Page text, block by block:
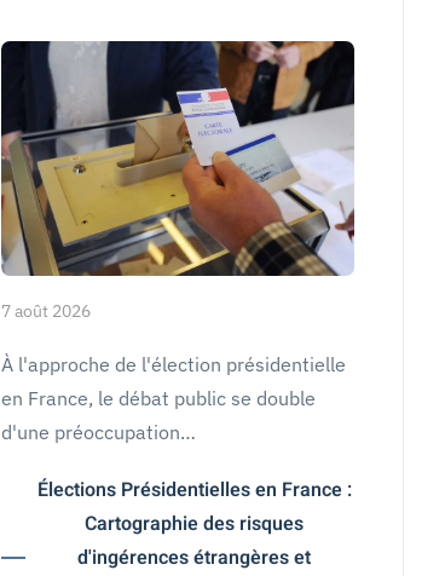
7 août 2026
À l'approche de l'élection présidentielle
en France, le débat public se double
d'une préoccupation…
Élections Présidentielles en France :
Cartographie des risques
d'ingérences étrangères et